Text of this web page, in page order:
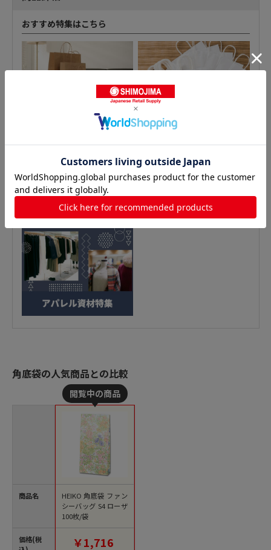
おすすめ特集はこちら
角底袋の人気商品との比較
商品名
価格(税
HEIKO 角底袋 ファン
シーバッグ S4 ローザ
100枚/袋
￥1,716